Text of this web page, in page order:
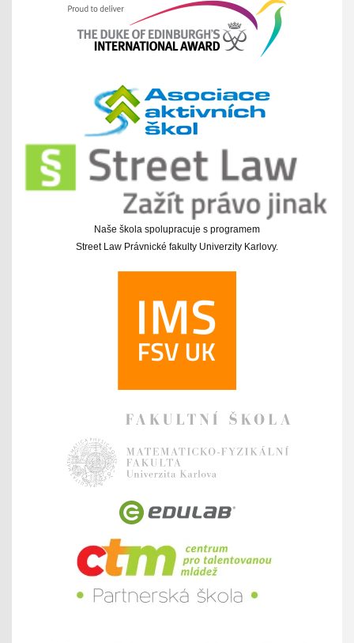
Naše škola spolupracuje s programem
Street Law Právnické fakulty Univerzity Karlovy.